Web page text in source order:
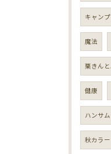
キャンプ
魔法
栗きん
健康
ハンサ
秋カラー